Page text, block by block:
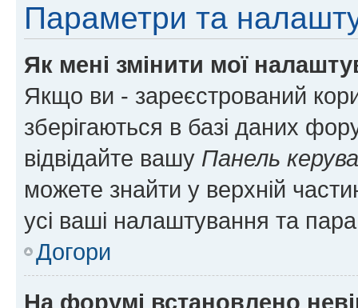
Параметри та
Як мені змінити мої
Якщо ви - зареєстрований
зберігаються в базі даних
відвідайте вашу Панель
можете знайти у верхній
усі ваші налаштування та
Догори
На форумі встановлено